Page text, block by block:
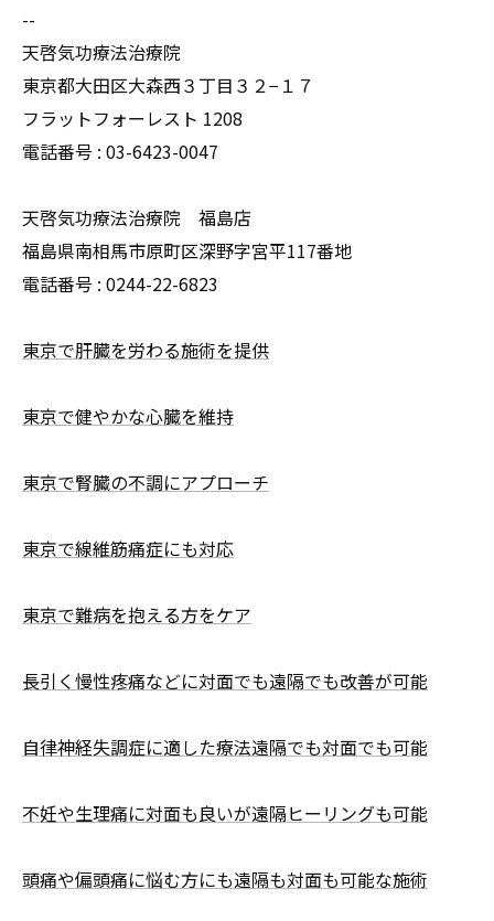
--
天啓気功療法治療院
東京都大田区大森西３丁目３２−１７
フラットフォーレスト 1208
電話番号 : 03-6423-0047
天啓気功療法治療院 福島店
福島県南相馬市原町区深野字宮平117番地
電話番号 : 0244-22-6823
東京で肝臓を労わる施術を提供
東京で健やかな心臓を維持
東京で腎臓の不調にアプローチ
東京で線維筋痛症にも対応
東京で難病を抱える方をケア
長引く慢性疼痛などに対面でも遠隔でも改善が可能
自律神経失調症に適した療法遠隔でも対面でも可能
不妊や生理痛に対面も良いが遠隔ヒーリングも可能
頭痛や偏頭痛に悩む方にも遠隔も対面も可能な施術